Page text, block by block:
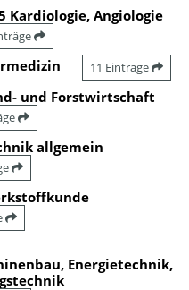
Kardiologie, Angiologie
11 Einträge
und Forstwirtschaft
allgemein
Energietechnik,